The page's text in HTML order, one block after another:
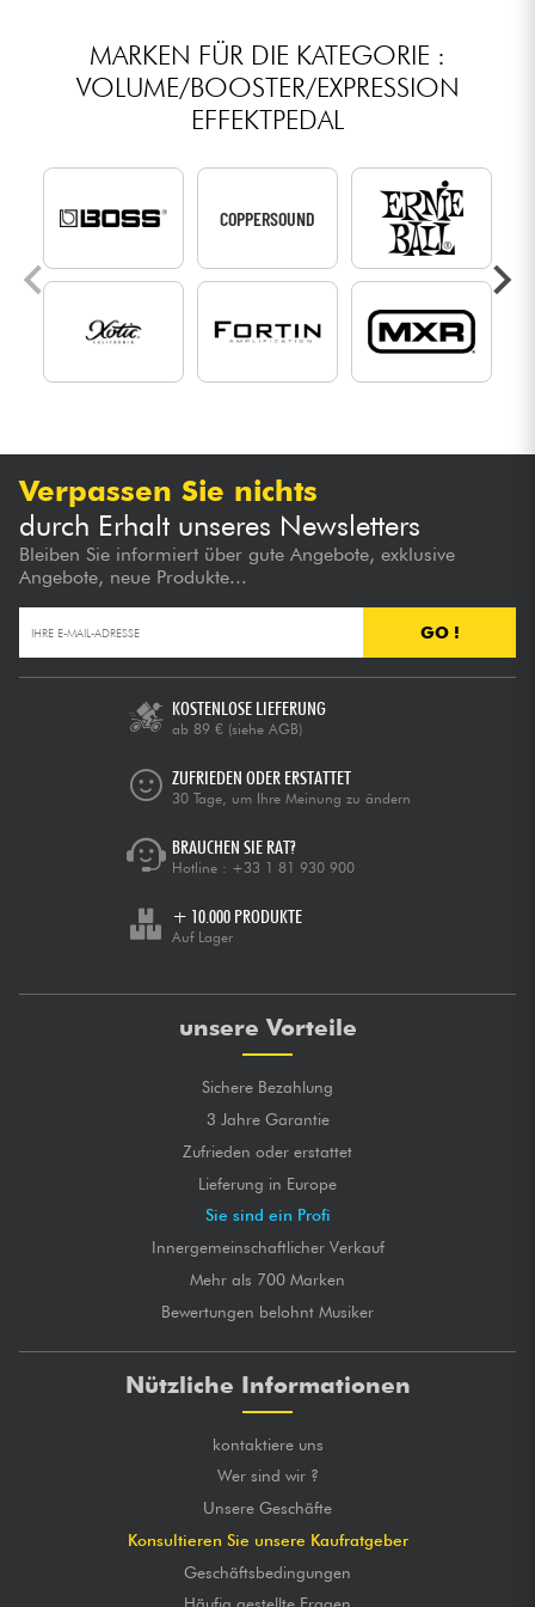
MARKEN FÜR DIE KATEGORIE :
VOLUME/BOOSTER/EXPRESSION
EFFEKTPEDAL
COPPERSOUND
Verpassen Sie nichts
durch Erhalt unseres Newsletters
Bleiben Sie informiert über gute Angebote, exklusive
Angebote, neue Produkte...
GO !
KOSTENLOSE LIEFERUNG
ab 89 € (siehe AGB)
ZUFRIEDEN ODER ERSTATTET
30 Tage, um Ihre Meinung zu ändern
BRAUCHEN SIE RAT?
Hotline : +33 1 81 930 900
+ 10.000 PRODUKTE
Auf Lager
unsere Vorteile
Sichere Bezahlung
3 Jahre Garantie
Zufrieden oder erstattet
Lieferung in Europe
Sie sind ein Profi
Innergemeinschaftlicher Verkauf
Mehr als 700 Marken
Bewertungen belohnt Musiker
Nützliche Informationen
kontaktiere uns
Wer sind wir ?
Unsere Geschäfte
Konsultieren Sie unsere Kaufratgeber
Geschäftsbedingungen